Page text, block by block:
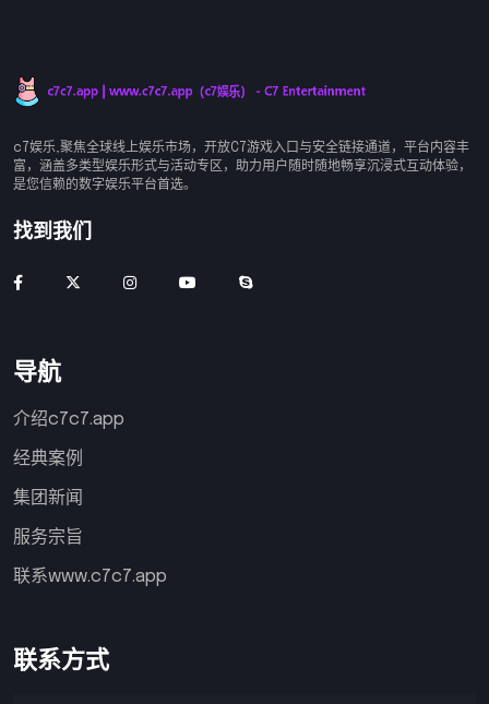
c7娱乐,聚焦全球线上娱乐市场，开放C7游戏入口与安全链接通道，平台内容丰
富，涵盖多类型娱乐形式与活动专区，助力用户随时随地畅享沉浸式互动体验，
是您信赖的数字娱乐平台首选。
找到我们
导航
介绍c7c7.app
经典案例
集团新闻
服务宗旨
联系www.c7c7.app
联系方式